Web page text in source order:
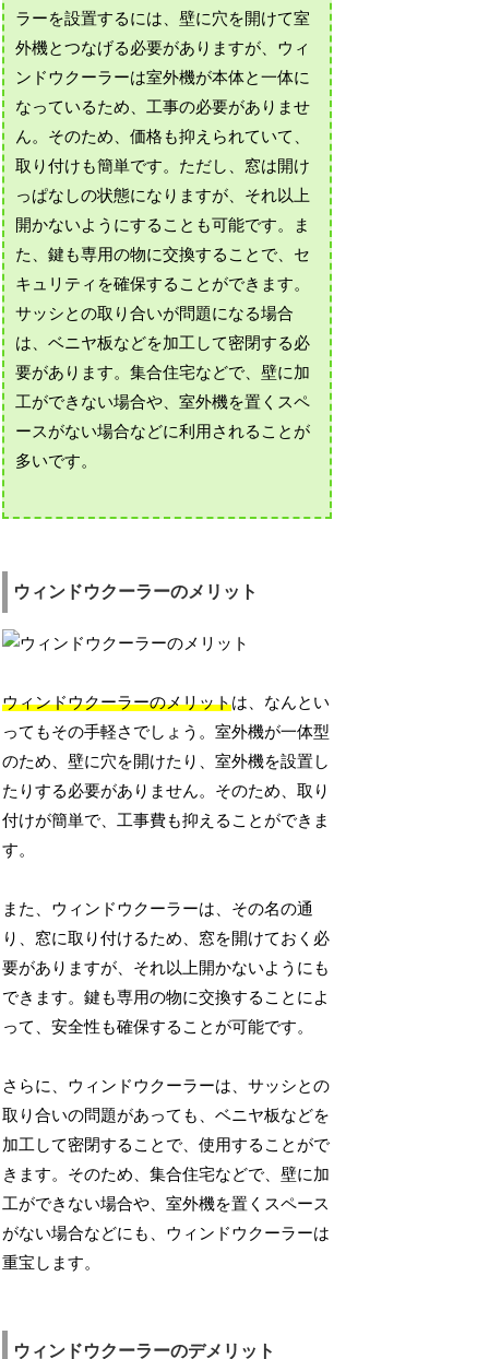
ラーを設置するには、壁に穴を開けて室
外機とつなげる必要がありますが、ウィ
ンドウクーラーは室外機が本体と一体に
なっているため、工事の必要がありませ
ん。そのため、価格も抑えられていて、
取り付けも簡単です。ただし、窓は開け
っぱなしの状態になりますが、それ以上
開かないようにすることも可能です。ま
た、鍵も専用の物に交換することで、セ
キュリティを確保することができます。
サッシとの取り合いが問題になる場合
は、ベニヤ板などを加工して密閉する必
要があります。集合住宅などで、壁に加
工ができない場合や、室外機を置くスペ
ースがない場合などに利用されることが
多いです。
ウィンドウクーラーのメリット
ウィンドウクーラーのメリットは、なんとい
ってもその手軽さでしょう。室外機が一体型
のため、壁に穴を開けたり、室外機を設置し
たりする必要がありません。そのため、取り
付けが簡単で、工事費も抑えることができま
す。
また、ウィンドウクーラーは、その名の通
り、窓に取り付けるため、窓を開けておく必
要がありますが、それ以上開かないようにも
できます。鍵も専用の物に交換することによ
って、安全性も確保することが可能です。
さらに、ウィンドウクーラーは、サッシとの
取り合いの問題があっても、ベニヤ板などを
加工して密閉することで、使用することがで
きます。そのため、集合住宅などで、壁に加
工ができない場合や、室外機を置くスペース
がない場合などにも、ウィンドウクーラーは
重宝します。
ウィンドウクーラーのデメリット